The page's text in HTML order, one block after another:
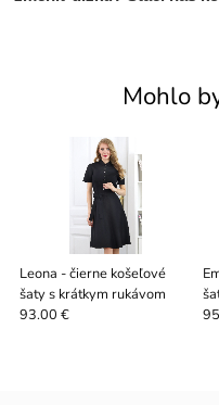
Mohlo
Leona - čierne košeľové
šaty s krátkym rukávom
93.00 €